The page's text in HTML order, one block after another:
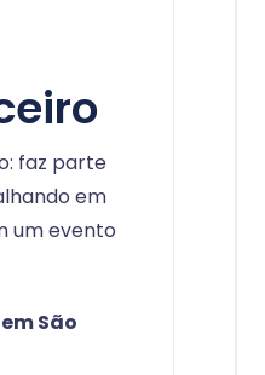
faz parte
em
um evento
São